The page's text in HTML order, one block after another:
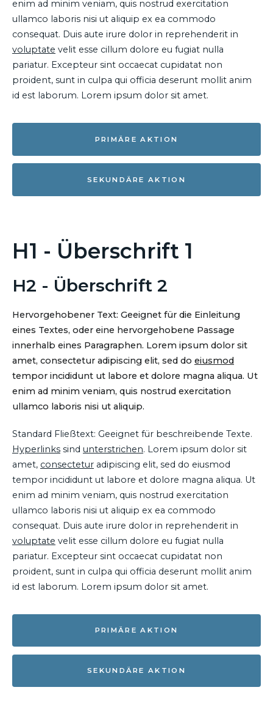
enim ad minim veniam, quis nostrud exercitation
ullamco laboris nisi ut aliquip ex ea commodo
consequat. Duis aute irure dolor in reprehenderit in
voluptate velit esse cillum dolore eu fugiat nulla
pariatur. Excepteur sint occaecat cupidatat non
proident, sunt in culpa qui officia deserunt mollit anim
id est laborum. Lorem ipsum dolor sit amet.
PRIMÄRE AKTION
SEKUNDÄRE AKTION
H1 - Überschrift 1
H2 - Überschrift 2
Hervorgehobener Text: Geeignet für die Einleitung
eines Textes, oder eine hervorgehobene Passage
innerhalb eines Paragraphen. Lorem ipsum dolor sit
amet, consectetur adipiscing elit, sed do eiusmod
tempor incididunt ut labore et dolore magna aliqua. Ut
enim ad minim veniam, quis nostrud exercitation
ullamco laboris nisi ut aliquip.
Standard Fließtext: Geeignet für beschreibende Texte.
Hyperlinks sind unterstrichen. Lorem ipsum dolor sit
amet, consectetur adipiscing elit, sed do eiusmod
tempor incididunt ut labore et dolore magna aliqua. Ut
enim ad minim veniam, quis nostrud exercitation
ullamco laboris nisi ut aliquip ex ea commodo
consequat. Duis aute irure dolor in reprehenderit in
voluptate velit esse cillum dolore eu fugiat nulla
pariatur. Excepteur sint occaecat cupidatat non
proident, sunt in culpa qui officia deserunt mollit anim
id est laborum. Lorem ipsum dolor sit amet.
PRIMÄRE AKTION
SEKUNDÄRE AKTION